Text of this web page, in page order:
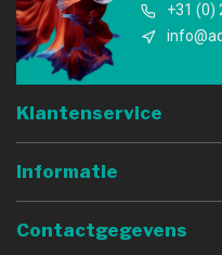
+31 (0)
Klantenservice
Informatie
Contactgegevens